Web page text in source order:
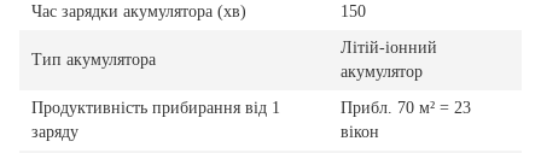
Час зарядки акумулятора (хв)
150
Тип акумулятора
Літій-іонний
акумулятор
Продуктивність прибирання від 1
заряду
Прибл. 70 м² = 23
вікон